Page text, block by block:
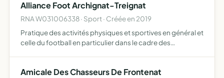
Alliance Foot Archignat-Treignat
RNA W031006338 · Sport · Créée en 2019
Pratique des activités physiques et sportives en général et
celle du football en particulier dans le cadre des
Amicale Des Chasseurs De Frontenat